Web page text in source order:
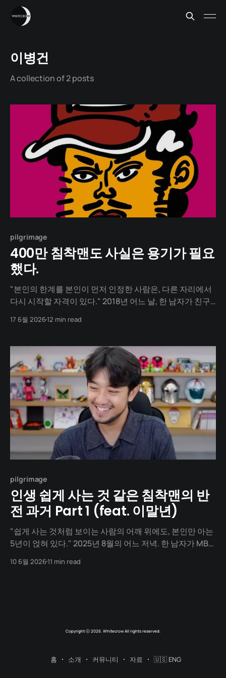
이병건
A collection of 2 posts
pilgrimage
400만 침착맨도 사실은 용기가 필요
했다.
"본인의 한계를 본인이 먼저 인정한 사람은, 다른 자리에서
다시 시작할 자격이 있다." 2018년 어느 날, 한 남자가 친구
임용 마우스가 들려 있습니다. 그는 한때 한국 병맛 만화의
그럴듯한 작품이 한 편도 나오지
17 6월 202612 min read
pilgrimage
인생 쉽게 사는 것 같은 침착맨의 반
전 과거 Part 1 (feat. 이말년)
"쉽게 사는 것처럼 보이는 사람의 어깨 위에도, 본인만 아는
5년이 얹혀 있다." 2025년 8월의 어느 저녁. 한 남자가 MBC
을 가진 인터넷 방송인. 그는 회사를 운영하고, 빌딩 한 동을
10 6월 202611 min read
Copyright ⓒ 2026. Whitecrow All rights reserved.
홈 소개 커뮤니티 자료 🇺🇸 ENG